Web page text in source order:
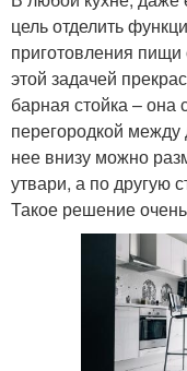
цель отделить
приготовления
этой задачей
барная стойка – она
перегородкой
нее внизу можно
утвари, а по другую
Такое решение